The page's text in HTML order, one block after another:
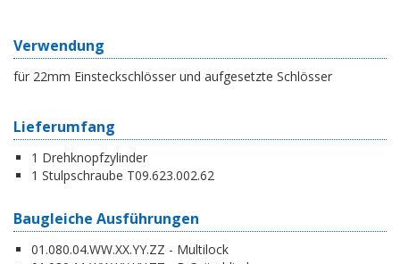
Verwendung
für 22mm Einsteckschlösser und aufgesetzte Schlösser
Lieferumfang
1 Drehknopfzylinder
1 Stulpschraube T09.623.002.62
Baugleiche Ausführungen
01.080.04.WW.XX.YY.ZZ - Multilock